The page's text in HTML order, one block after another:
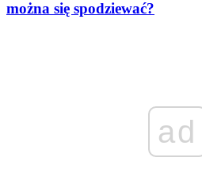
można się spodziewać?
ad